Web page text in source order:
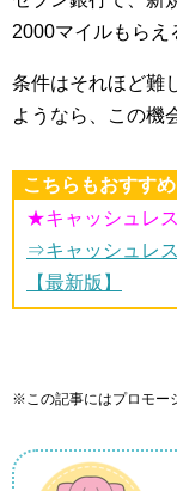
2000マイルもらえ
条件はそれほど難
ようなら、この機
こちらもおすすめ
★キャッシュレ
⇒キャッシュレ
【最新版】
※この記事にはプロモー